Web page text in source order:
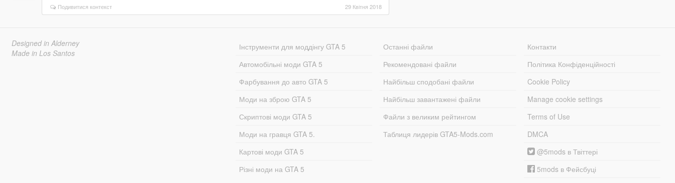
Подивитися контекст 29 Квітня 2018
Designed in Alderney
Made in Los Santos
Інструменти для моддінгу GTA 5
Автомобільні моди GTA 5
Фарбування до авто GTA 5
Моди на зброю GTA 5
Скриптові моди GTA 5
Моди на гравця GTA 5.
Картові моди GTA 5
Різні моди на GTA 5
Останні файли
Рекомендовані файли
Найбільш сподобані файли
Найбільш завантажені файли
Файли з великим рейтингом
Таблиця лидерів GTA5-Mods.com
Контакти
Політика Конфіденційності
Cookie Policy
Manage cookie settings
Terms of Use
DMCA
@5mods в Твіттері
5mods в Фейсбуці